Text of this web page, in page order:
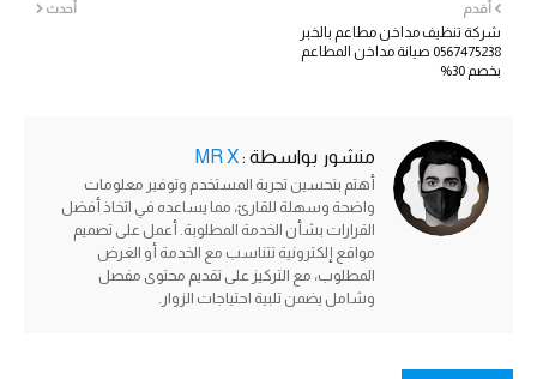
أحدث أقدم
شركة تنظيف مداخن مطاعم بالخبر
0567475238 صيانة مداخن المطاعم
بخصم 30%
منشور بواسطة :
أهتم بتحسين تجربة المستخدم وتوفير معلومات
واضحة وسهلة للقارئ، مما يساعده في اتخاذ أفضل
القرارات بشأن الخدمة المطلوبة. أعمل على تصميم
مواقع إلكترونية تتناسب مع الخدمة أو الغرض
المطلوب، مع التركيز على تقديم محتوى مفصل
وشامل يضمن تلبية احتياجات الزوار.